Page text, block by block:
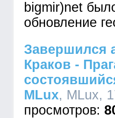
bigmir)net
обновление
Завершился
Краков -
MLux, МLux,